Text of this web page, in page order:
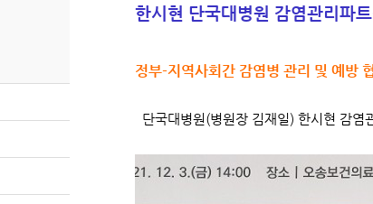
한시현 단국대병원 감염관리파
정부-지역사회간 감염병 관리 및 예방
단국대병원(병원장 김재일) 한시현 감염